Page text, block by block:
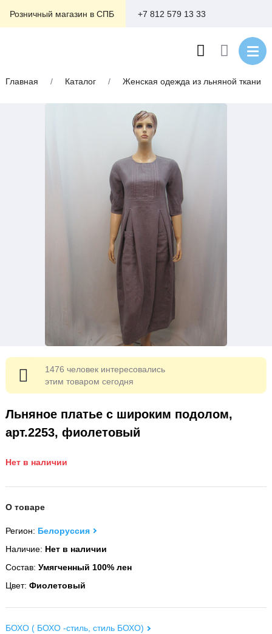
Розничный магазин в СПБ +7 812 579 13 33
Главная / Каталог / Женская одежда из льняной ткани
Льняное платье с широким подолом,
арт.2253, фиолетовый
Нет в наличии
О товаре
Регион: Белоруссия
Наличие: Нет в наличии
Состав: Умягченный 100% лен
Цвет: Фиолетовый
БОХО ( БОХО -стиль, стиль БОХО)
1476 человек интересовались
этим товаром сегодня